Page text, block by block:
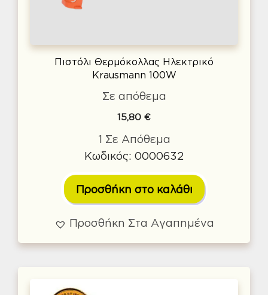
Πιστόλι Θερμόκολλας Ηλεκτρικό
Krausmann 100W
Σε απόθεμα
15,80 €
1 Σε Απόθεμα
Κωδικός: 0000632
Προσθήκη στο καλάθι
Προσθήκη Στα Αγαπημένα